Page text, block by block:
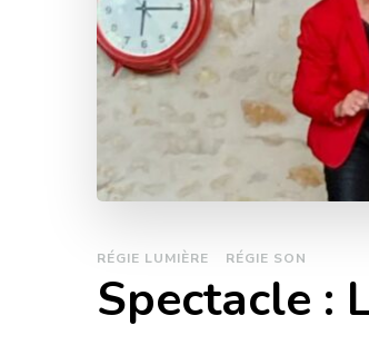
RÉGIE LUMIÈRE RÉGIE SON
Spectacle :